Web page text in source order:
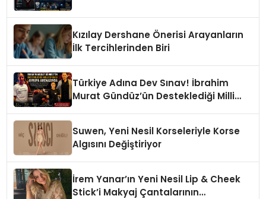
Kızılay Dershane Önerisi Arayanların
İlk Tercihlerinden Biri
Türkiye Adına Dev Sınav! İbrahim
Murat Gündüz’ün Desteklediği Milli
Suwen, Yeni Nesil Korseleriyle Korse
Algısını Değiştiriyor
İrem Yanar’ın Yeni Nesil Lip & Cheek
Stick’i Makyaj Çantalarının